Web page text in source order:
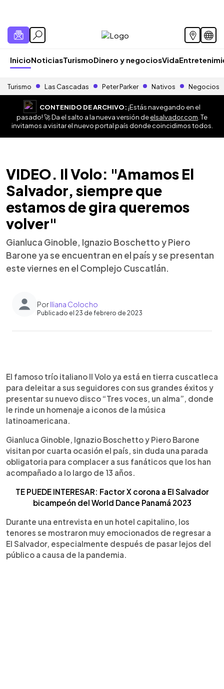
InicioNoticiasTurismoDinero y negociosVida
Turismo Las Cascadas Peter Parker Nativos Negocios
CONTENIDO DE ARCHIVO:¡Estás navegando en el
pasado! 🚀 Da el salto a la nueva versión deelsalvador.com . Te
invitamos a visitar el nuevo portal país donde coincidimos todos.
VIDEO. Il Volo: "Amamos El
Salvador, siempre que
estamos de gira queremos
volver"
Gianluca Ginoble, Ignazio Boschetto y Piero
Barone ya se encuentran en el país y se presentan
este viernes en el Complejo Cuscatlán.
PorIliana Colocho
Publicado el 23 de febrero de 2023
Escuchar artículo
El famoso trío italiano Il Volo ya está en tierra cuscatleca
para deleitar a sus seguidores con sus grandes éxitos y
presentar su nuevo disco “Tres voces, un alma”, donde
le rinde un homenaje a iconos de la música
latinoamericana.
Gianluca Ginoble, Ignazio Boschetto y Piero Barone
visitan por cuarta ocasión el país, sin duda una parada
obligatoria para complacer a sus fanáticos que los han
acompañado a lo largo de 13 años.
TE PUEDE INTERESAR: Factor X corona a El Salvador
bicampeón del World Dance Panamá 2023
Durante una entrevista en un hotel capitalino, los
tenores se mostraron muy emocionados de regresar a
El Salvador, especialmente después de pasar lejos del
público a causa de la pandemia.